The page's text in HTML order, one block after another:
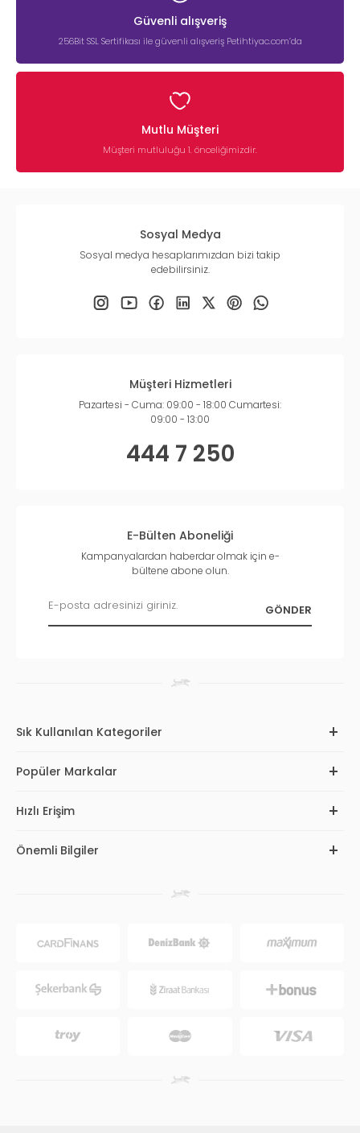
Güvenli alışveriş
256Bit SSL Sertifikası ile güvenli alışveriş Petihtiyac.com’da
Mutlu Müşteri
Müşteri mutluluğu 1. önceliğimizdir.
Sosyal Medya
Sosyal medya hesaplarımızdan bizi takip
edebilirsiniz.
Müşteri Hizmetleri
Pazartesi - Cuma: 09:00 - 18:00 Cumartesi:
09:00 - 13:00
444 7 250
E-Bülten Aboneliği
Kampanyalardan haberdar olmak için e-
bültene abone olun.
Sık Kullanılan Kategoriler
Popüler Markalar
Hızlı Erişim
Önemli Bilgiler